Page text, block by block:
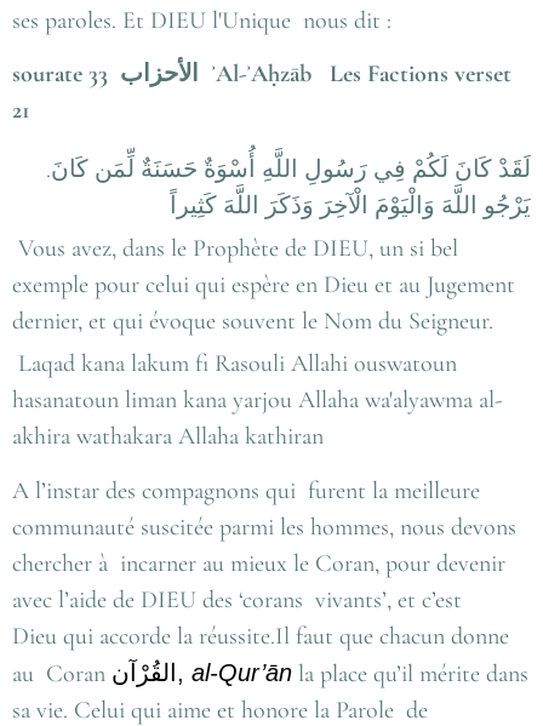
ses paroles. Et DIEU l'Unique nous dit :
sourate 33 الأحزاب ʾAl-ʾAḥzāb Les Factions verset
21
.لَقَدْ كَانَ لَكُمْ فِي رَسُولِ اللَّهِ أُسْوَةٌ حَسَنَةٌ لِّمَن كَانَ
يَرْجُو اللَّهَ وَالْيَوْمَ الْآخِرَ وَذَكَرَ اللَّهَ كَثِيراً
Vous avez, dans le Prophète de DIEU, un si bel
exemple pour celui qui espère en Dieu et au Jugement
dernier, et qui évoque souvent le Nom du Seigneur.
Laqad kana lakum fi Rasouli Allahi ouswatoun
hasanatoun liman kana yarjou Allaha wa'alyawma al-
akhira wathakara Allaha kathiran
A l’instar des compagnons qui furent la meilleure
communauté suscitée parmi les hommes, nous devons
chercher à incarner au mieux le Coran, pour devenir
avec l’aide de DIEU des ‘corans vivants’, et c’est
Dieu qui accorde la réussite.Il faut que chacun donne
au Coran القُرْآن, al-Qur’ān la place qu’il mérite dans
sa vie. Celui qui aime et honore la Parole de